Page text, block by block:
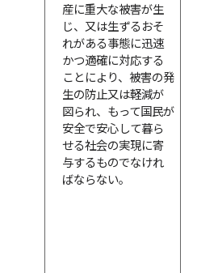
産に重大な被害が生
じ、又は生ずるおそ
れがある事態に迅速
かつ適確に対応する
ことにより、被害の発
生の防止又は軽減が
図られ、もって国民が
安全で安心して暮ら
せる社会の実現に寄
与するものでなけれ
ばならない。